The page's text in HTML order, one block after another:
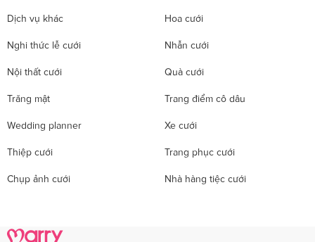
Dịch vụ khác Hoa cưới
Nghi thức lễ cưới Nhẫn cưới
Nội thất cưới Quà cưới
Trăng mật Trang điểm cô dâu
Wedding planner Xe cưới
Thiệp cưới Trang phục cưới
Chụp ảnh cưới Nhà hàng tiệc cưới